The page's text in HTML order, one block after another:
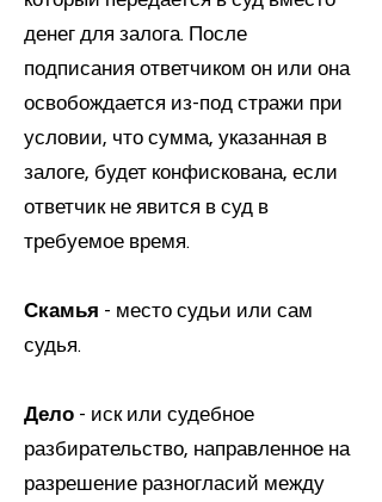
денег для залога. После
подписания ответчиком он или она
освобождается из-под стражи при
условии, что сумма, указанная в
залоге, будет конфискована, если
ответчик не явится в суд в
требуемое время.
Скамья - место судьи или сам
судья.
Дело - иск или судебное
разбирательство, направленное на
разрешение разногласий между